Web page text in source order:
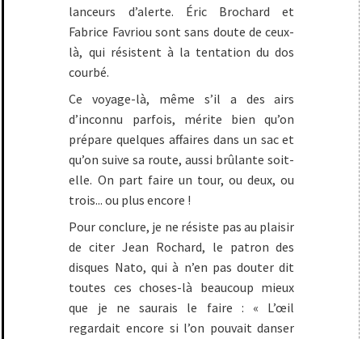
lanceurs d’alerte. Éric Brochard et
Fabrice Favriou sont sans doute de ceux-
là, qui résistent à la tentation du dos
courbé.
Ce voyage-là, même s’il a des airs
d’inconnu parfois, mérite bien qu’on
prépare quelques affaires dans un sac et
qu’on suive sa route, aussi brûlante soit-
elle. On part faire un tour, ou deux, ou
trois... ou plus encore !
Pour conclure, je ne résiste pas au plaisir
de citer Jean Rochard, le patron des
disques Nato, qui à n’en pas douter dit
toutes ces choses-là beaucoup mieux
que je ne saurais le faire : « L’œil
regardait encore si l’on pouvait danser